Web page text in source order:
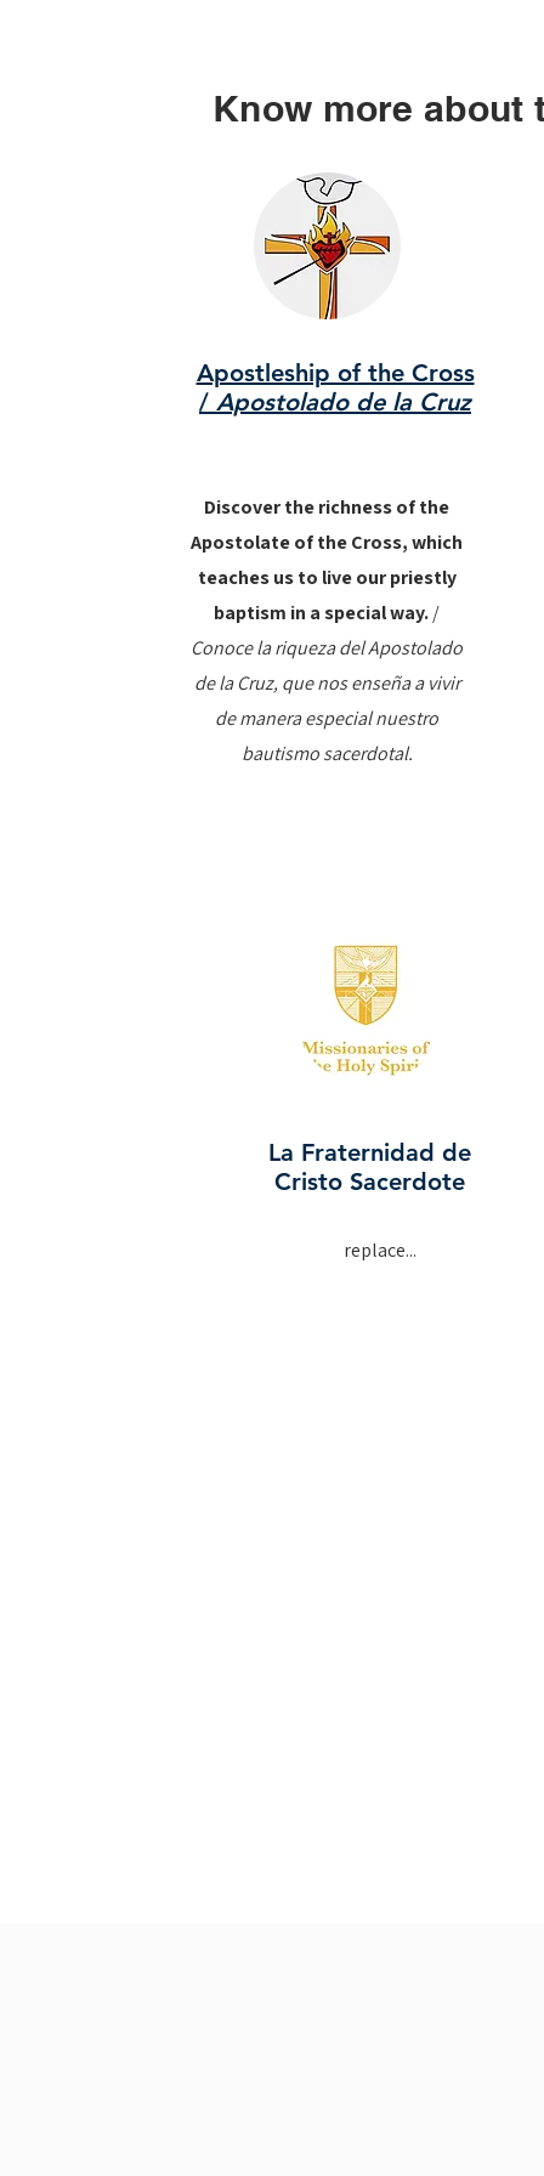
Know more about
Apostleship of the Cross
/ Apostolado de la Cruz
Discover the richness of the
Apostolate of the Cross, which
teaches us to live our priestly
baptism in a special way./
Conoce la riqueza del Apostolado
de la Cruz, que nos enseña a vivir
de manera especial nuestro
bautismo sacerdotal.
La Fraternidad de
Cristo Sacerdote
replace...